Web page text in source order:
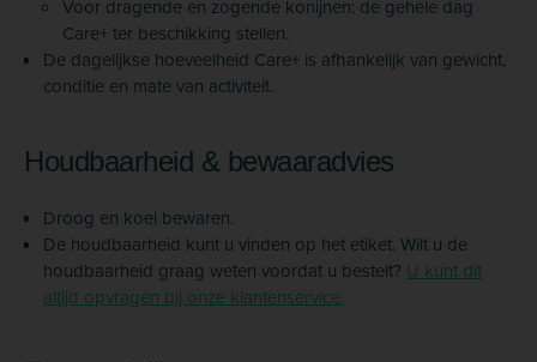
Voor dragende en zogende konijnen: de gehele dag
Care+ ter beschikking stellen.
De dagelijkse hoeveelheid Care+ is afhankelijk van gewicht,
conditie en mate van activiteit.
Houdbaarheid & bewaaradvies
Droog en koel bewaren.
De houdbaarheid kunt u vinden op het etiket. Wilt u de
houdbaarheid graag weten voordat u bestelt? U kunt dit
altijd opvragen bij onze klantenservice.